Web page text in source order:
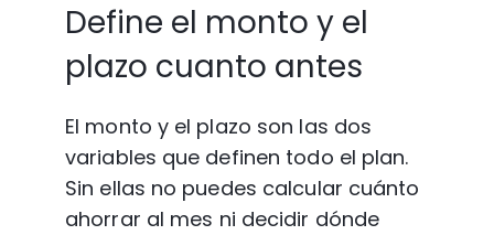
Define el monto y el
plazo cuanto antes
El monto y el plazo son las dos
variables que definen todo el plan.
Sin ellas no puedes calcular cuánto
ahorrar al mes ni decidir dónde